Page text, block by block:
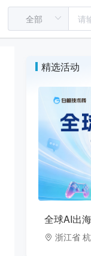
精选活动
全球AI出
浙江省